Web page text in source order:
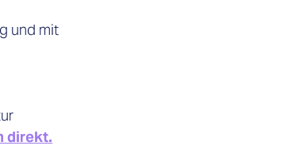
und mit
direkt.